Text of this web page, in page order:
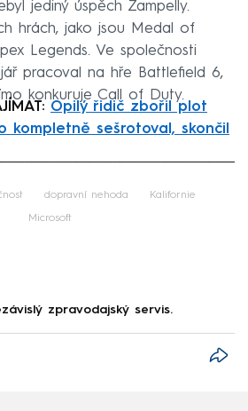
jediný úspěch Zampelly.
hrách, jako jsou Medal of
Legends. Ve společnosti
pracoval na hře Battlefield 6,
konkuruje Call of Duty.
Opilý řidič zbořil plot
kompletně sešrotoval, skončil
dopravní nehoda Kalifornie
Microsoft
zpravodajský servis.